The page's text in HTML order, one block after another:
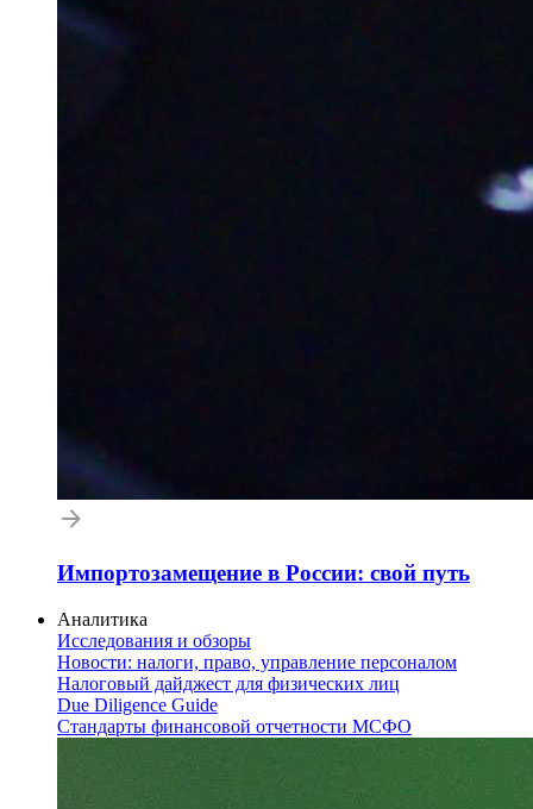
Импортозамещение в России: свой путь
Аналитика
Исследования и обзоры
Новости: налоги, право, управление персоналом
Налоговый дайджест для физических лиц
Due Diligence Guide
Стандарты финансовой отчетности МСФО